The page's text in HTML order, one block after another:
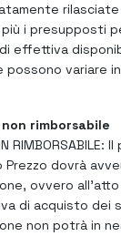
i presupposti
effettiva
possono variare
rimborsabile
RIMBORSABILE:
Prezzo dovrà
ovvero
di acquisto dei
non potrà in